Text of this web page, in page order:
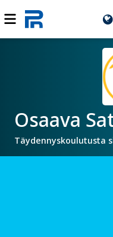
Osaava
Täydennyskoulutusta